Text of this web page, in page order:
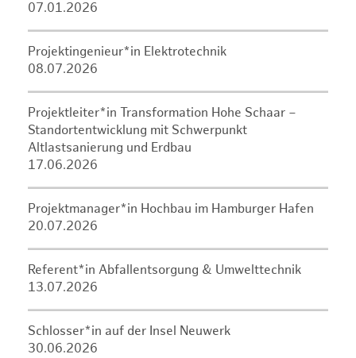
07.01.2026
Projektingenieur*in Elektrotechnik
08.07.2026
Projektleiter*in Transformation Hohe Schaar –
Standortentwicklung mit Schwerpunkt
Altlastsanierung und Erdbau
17.06.2026
Projektmanager*in Hochbau im Hamburger Hafen
20.07.2026
Referent*in Abfallentsorgung & Umwelttechnik
13.07.2026
Schlosser*in auf der Insel Neuwerk
30.06.2026